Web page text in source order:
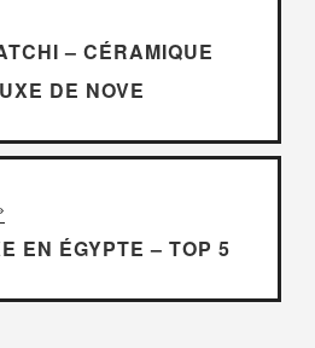
– CÉRAMIQUE
DE NOVE
EN ÉGYPTE – TOP 5